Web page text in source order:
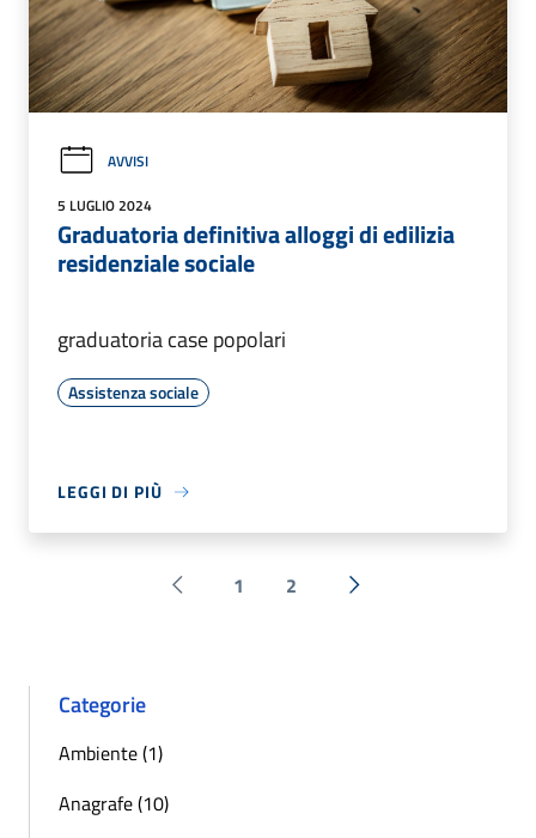
AVVISI
5 LUGLIO 2024
Graduatoria definitiva alloggi di edilizia
residenziale sociale
graduatoria case popolari
Assistenza sociale
LEGGI DI PIÙ
Pagina precedente
1 2 Successiva »
Categorie
Ambiente (1)
Anagrafe (10)